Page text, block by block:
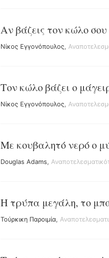
Αν βάζεις τον κώλο
Νίκος Εγγονόπουλος,
Τον κώλο βάζει ο
Νίκος Εγγονόπουλος,
Με κουβαλητό νερό ο
Douglas Adams,
Η τρύπα μεγάλη, το
Τούρκικη Παροιμία,